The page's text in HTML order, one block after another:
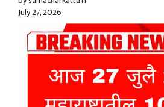
July 27, 2026